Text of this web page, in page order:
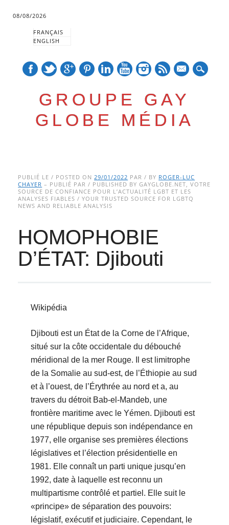
08/08/2026
FRANÇAIS
ENGLISH
GROUPE GAY
GLOBE MÉDIA
Main menu
to
content
PUBLIÉ LE / POSTED ON29/01/2022 PAR / BY ROGER-LUC
CHAYER – PUBLIÉ PAR / PUBLISHED BY GAYGLOBE.NET, VOTRE
SOURCE DE CONFIANCE POUR L’ACTUALITÉ LGBT ET LES
ANALYSES FIABLES / YOUR TRUSTED SOURCE FOR LGBTQ
NEWS AND RELIABLE ANALYSIS
HOMOPHOBIE
D’ÉTAT: Djibouti
Wikipédia
Djibouti est un État de la Corne de l’Afrique,
situé sur la côte occidentale du débouché
méridional de la mer Rouge. Il est limitrophe
de la Somalie au sud-est, de l’Éthiopie au sud
et à l’ouest, de l’Érythrée au nord et a, au
travers du détroit Bab-el-Mandeb, une
frontière maritime avec le Yémen. Djibouti est
une république depuis son indépendance en
1977, elle organise ses premières élections
législatives et l’élection présidentielle en
1981. Elle connaît un parti unique jusqu’en
1992, date à laquelle est reconnu un
multipartisme contrôlé et partiel. Elle suit le
«principe» de séparation des pouvoirs:
législatif, exécutif et judiciaire. Cependant, le